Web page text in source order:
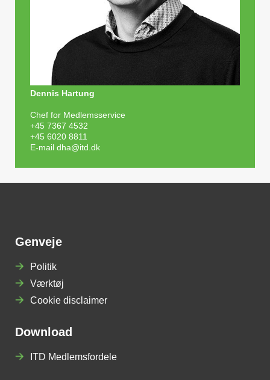
Dennis Hartung
Chef for Medlemsservice
+45 7367 4532
+45 6020 8811
E-mail dha@itd.dk
Genveje
Politik
Værktøj
Cookie disclaimer
Download
ITD Medlemsfordele